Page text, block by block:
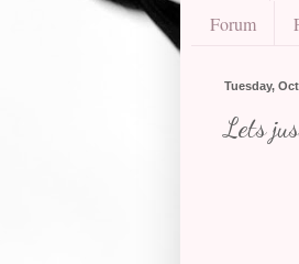
Forum
Tuesday,
Lets